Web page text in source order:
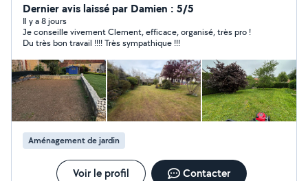
expérience dans la création et l'entretien de jardins,
j'accompagne mes clients de la conception à la
réalisation de leurs projets, en tenant compte de leurs
besoins, du terrain et des contraintes climatiques.
Créatif, rigoureux et à l'écoute, je m'attache à valoriser
chaque espace pour en faire un lieu harmonieux et
durable.
Dernier avis laissé par Damien : 5/5
Il y a 8 jours
Je conseille vivement Clement, efficace, organisé, très pro !
Du très bon travail !!!! Très sympathique !!!
Aménagement de jardin
Voir le profil Contacter